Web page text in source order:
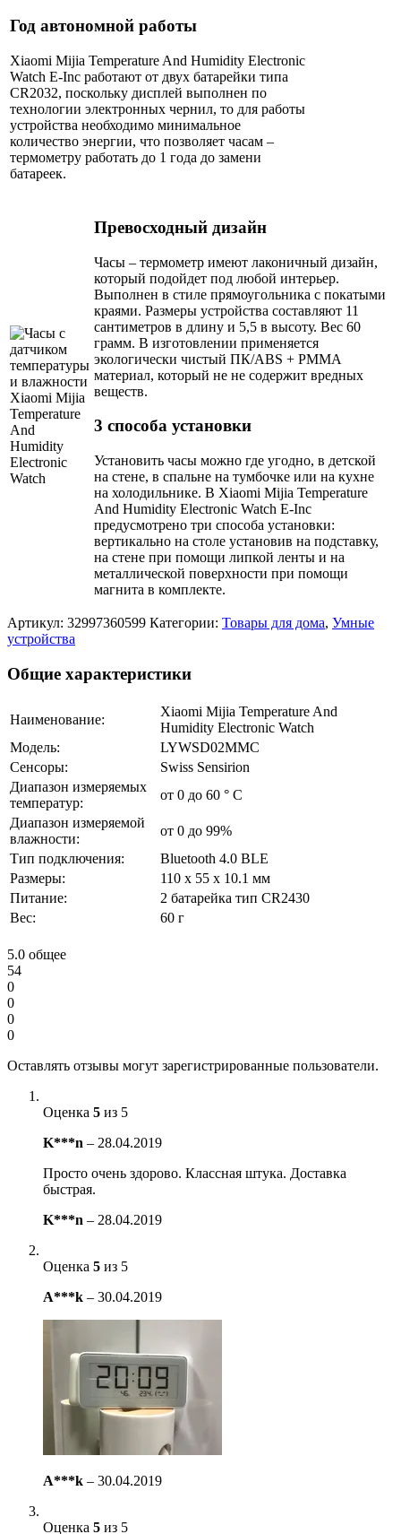
Год автономной работы
Xiaomi Mijia Temperature And Humidity Electronic
Watch E-Inc работают от двух батарейки типа
CR2032, поскольку дисплей выполнен по
технологии электронных чернил, то для работы
устройства необходимо минимальное
количество энергии, что позволяет часам –
термометру работать до 1 года до замени
батареек.
Превосходный дизайн
Часы – термометр имеют лаконичный дизайн,
который подойдет под любой интерьер.
Выполнен в стиле прямоугольника с покатыми
краями. Размеры устройства составляют 11
сантиметров в длину и 5,5 в высоту. Вес 60
грамм. В изготовлении применяется
экологически чистый ПК/ABS + PMMA
материал, который не не содержит вредных
веществ.
3 способа установки
Установить часы можно где угодно, в детской
на стене, в спальне на тумбочке или на кухне
на холодильнике. В Xiaomi Mijia Temperature
And Humidity Electronic Watch E-Inc
предусмотрено три способа установки:
вертикально на столе установив на подставку,
на стене при помощи липкой ленты и на
металлической поверхности при помощи
магнита в комплекте.
Артикул: 32997360599 Категории: Товары для дома, Умные
устройства
Общие характеристики
Наименование:
Xiaomi Mijia Temperature And
Humidity Electronic Watch
Модель:
LYWSD02MMC
Сенсоры:
Swiss Sensirion
Диапазон измеряемых
температур:
от 0 до 60 ° C
Диапазон измеряемой
влажности:
от 0 до 99%
Тип подключения:
Bluetooth 4.0 BLE
Размеры:
110 х 55 х 10.1 мм
Питание:
2 батарейка тип CR2430
Вес:
60 г
5.0 общее
54
0
0
0
0
Оставлять отзывы могут зарегистрированные пользователи.
Оценка 5 из 5
K***n – 28.04.2019
Просто очень здорово. Классная штука. Доставка
быстрая.
K***n – 28.04.2019
Оценка 5 из 5
A***k – 30.04.2019
A***k – 30.04.2019
Оценка 5 из 5